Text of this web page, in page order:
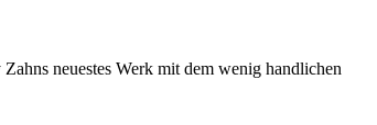
neuestes Werk mit dem wenig handlichen